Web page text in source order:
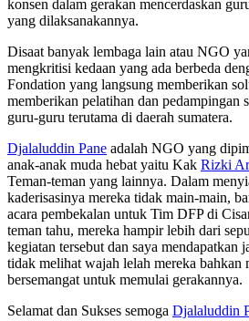
konsen dalam gerakan mencerdaskan
yang dilaksanakannya.
Disaat banyak lembaga lain atau NGO
mengkritisi kedaan yang ada berbeda
Fondation yang langsung memberikan
memberikan pelatihan dan pedampingan
guru-guru terutama di daerah sumatera.
Djalaluddin Pane adalah NGO yang
anak-anak muda hebat yaitu Kak Rizki
Teman-teman yang lainnya. Dalam
kaderisasinya mereka tidak main-main,
acara pembekalan untuk Tim DFP di
teman tahu, mereka hampir lebih dari
kegiatan tersebut dan saya mendapatkan
tidak melihat wajah lelah mereka bahkan
bersemangat untuk memulai gerakannya.
Selamat dan Sukses semoga Djalaluddin